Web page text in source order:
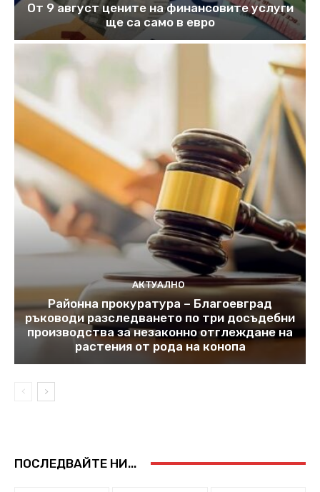
От 9 август цените на финансовите услуги
ще са само в евро
АКТУАЛНО
Районна прокуратура – Благоевград
ръководи разследването по три досъдебни
производства за незаконно отглеждане на
растения от рода на конопа
ПОСЛЕДВАЙТЕ НИ...